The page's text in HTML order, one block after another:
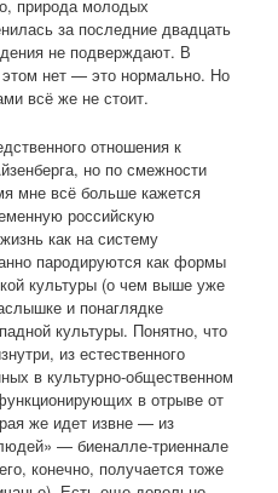
природа молодых
за последние двадцать
не подверждают. В
этом нет — это нормально. Но
всё же не стоит.
отношения к
но по смежности
мне всё больше кажется
российскую
как на систему
пародируются как формы
культуры (о чем выше уже
и понаглядке
культуры. Понятно, что
из естественного
в культурно-общественном
в отрыве от
же идет извне — из
— биеналле-триеннале
конечно, получается тоже